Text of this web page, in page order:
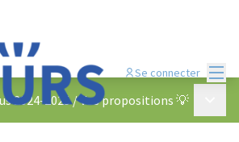
Se connecter
2024-2025 /Vos propositions 💡